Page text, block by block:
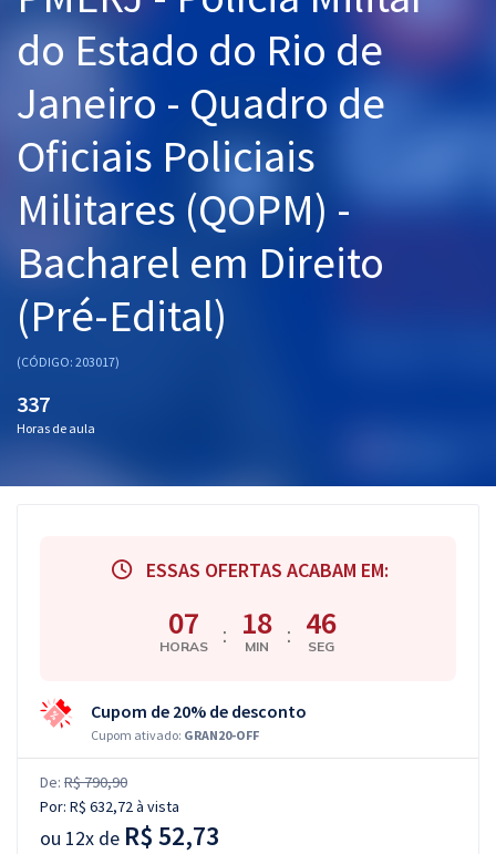
Graduação
Mentorias
Questões grátis
Conteúdo gratuito
Blog
Aprovados
Atendimento
do Estado do Rio de
Janeiro - Quadro de
Oficiais Policiais
Militares (QOPM) -
Bacharel em Direito
(Pré-Edital)
(CÓDIGO: 203017)
337
Horas de aula
ESSAS OFERTAS ACABAM EM:
07
HORAS : 18
MIN : 45
SEG
Cupom de 20% de desconto
Cupom ativado: GRAN20-OFF
De: R$ 790,90
Por: R$ 632,72à vista
ou 12x de R$ 52,73